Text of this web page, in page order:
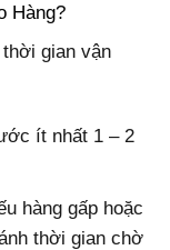
Hàng?
thời gian vận
ít nhất 1 – 2
hàng gấp hoặc
thời gian chờ